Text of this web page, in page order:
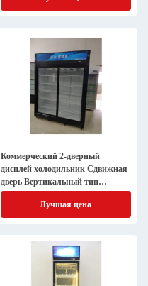
Коммерческий 2-дверный
дисплей холодильник Сдвижная
дверь Вертикальный тип
размораживания
Лучшая цена